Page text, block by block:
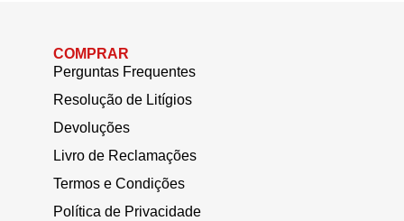
COMPRAR
Perguntas Frequentes
Resolução de Litígios
Devoluções
Livro de Reclamações
Termos e Condições
Política de Privacidade